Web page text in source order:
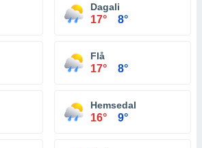
Dagali
17° 8°
Flå
17° 8°
Hemsedal
16° 9°